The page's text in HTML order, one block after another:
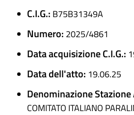
C.I.G.: B75B31349A
Numero: 2025/4861
Data acquisizione C.I.G.:
Data dell'atto: 19.06.25
Denominazione
COMITATO ITALIANO